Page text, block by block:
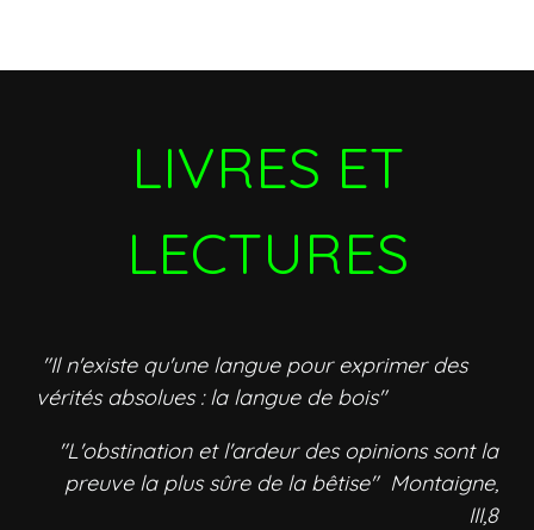
LIVRES ET
LECTURES
"Il n'existe qu'une langue pour exprimer des
vérités absolues : la langue de bois"
"L'obstination et l'ardeur des opinions sont la
preuve la plus sûre de la bêtise" Montaigne,
III,8